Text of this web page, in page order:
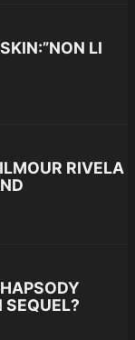
LI
RIVELA
SEQUEL?